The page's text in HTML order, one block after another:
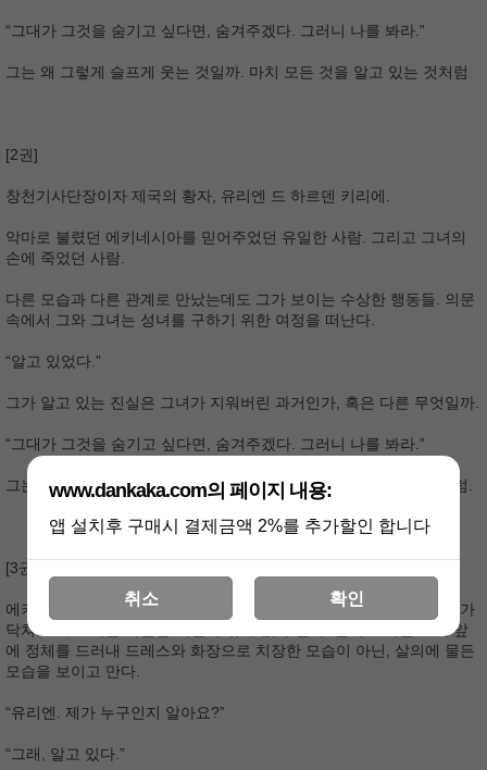
“그대가 그것을 숨기고 싶다면, 숨겨주겠다. 그러니 나를 봐라.”
그는 왜 그렇게 슬프게 웃는 것일까. 마치 모든 것을 알고 있는 것처럼
[2권]
창천기사단장이자 제국의 황자, 유리엔 드 하르덴 키리에.
악마로 불렸던 에키네시아를 믿어주었던 유일한 사람. 그리고 그녀의
손에 죽었던 사람.
다른 모습과 다른 관계로 만났는데도 그가 보이는 수상한 행동들. 의문
속에서 그와 그녀는 성녀를 구하기 위한 여정을 떠난다.
“알고 있었다.”
그가 알고 있는 진실은 그녀가 지워버린 과거인가, 혹은 다른 무엇일까.
“그대가 그것을 숨기고 싶다면, 숨겨주겠다. 그러니 나를 봐라.”
그는 왜 그렇게 슬프게 웃는 것일까. 마치 모든 것을 알고 있는 것처럼.
[3권]
에키네시아가 유리엔에게 가장 숨기고 싶었던 것, 마검. 그러나 위기가
닥쳐오고, 그녀는 마검을 꺼낼 수밖에 없게 된다. 결국 그녀는 그의 앞
에 정체를 드러내 드레스와 화장으로 치장한 모습이 아닌, 살의에 물든
모습을 보이고 만다.
“유리엔. 제가 누구인지 알아요?”
“그래, 알고 있다.”
www.dankaka.com의 페이지 내용:
앱 설치후 구매시 결제금액 2%를 추가할인 합니다
취소 확인